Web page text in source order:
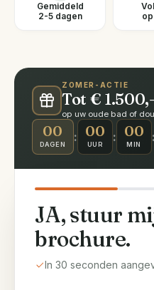
Gemiddeld
2-5 dagen
ZOMER-ACTIE
Tot €
op uw oude bad of
00
DAGEN
: 00
UUR
: 00
MIN
:
JA, stuur
brochure.
In 30 seconden